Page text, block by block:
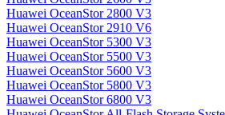
Huawei OceanStor 2800 V3
Huawei OceanStor 2910 V6
Huawei OceanStor 5300 V3
Huawei OceanStor 5500 V3
Huawei OceanStor 5600 V3
Huawei OceanStor 5800 V3
Huawei OceanStor 6800 V3